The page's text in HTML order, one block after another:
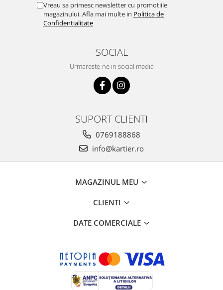
Vreau sa primesc newsletter cu promotiile
magazinului. Afla mai multe in Politica de
Confidentialitate
SOCIAL
Urmareste-ne in social media
SUPORT CLIENTI
0769188868
info@kartier.ro
MAGAZINUL MEU
CLIENTI
DATE COMERCIALE